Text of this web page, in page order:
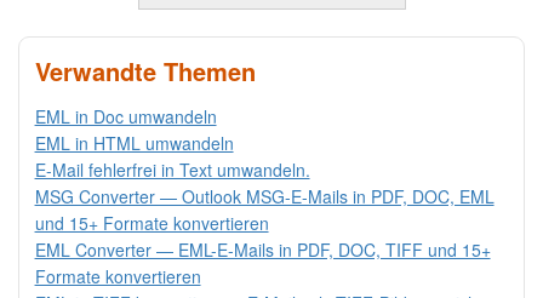
Verwandte Themen
EML in Doc umwandeln
EML in HTML umwandeln
E-Mail fehlerfrei in Text umwandeln.
MSG Converter — Outlook MSG-E-Mails in PDF, DOC, EML
und 15+ Formate konvertieren
EML Converter — EML-E-Mails in PDF, DOC, TIFF und 15+
Formate konvertieren